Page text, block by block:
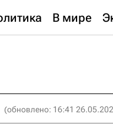
В мире
(обновлено: 16:41